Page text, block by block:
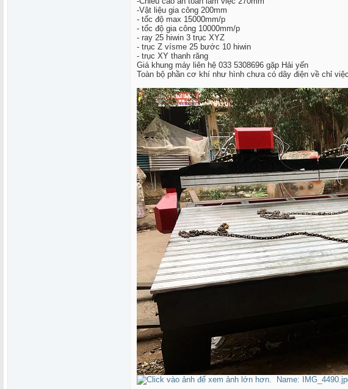
-Vật liệu gia công 200mm
- tốc độ max 15000mm/p
- tốc độ gia công 10000mm/p
- ray 25 hiwin 3 trục XYZ
- trục Z vísme 25 bước 10 hiwin
- trục XY thanh răng
Giá khung máy liên hệ 033 5308696 gặp Hải yến
Toàn bộ phần cơ khí như hình chưa có dây điện về chỉ